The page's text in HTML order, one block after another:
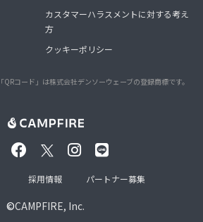
カスタマーハラスメントに対する考え
方
クッキーポリシー
「QRコード」は株式会社デンソーウェーブの登録商標です。
©CAMPFIRE, Inc.
採用情報 パートナー募集